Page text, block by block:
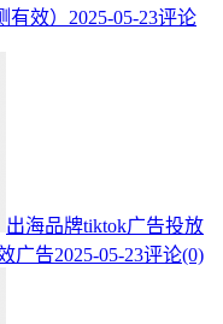
效） 2025-05-23评论
出海品牌tiktok广告投放
广告2025-05-23评论(0)